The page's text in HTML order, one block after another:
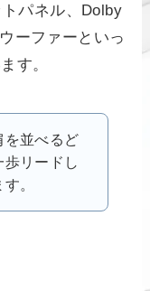
パネル、Dolby
ーファーといっ
す。
を並べるど
歩リードし
。